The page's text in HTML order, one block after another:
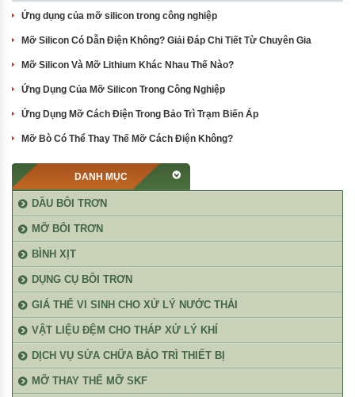
Ứng dụng của mỡ silicon trong công nghiệp
Mỡ Silicon Có Dẫn Điện Không? Giải Đáp Chi Tiết Từ Chuyên Gia
Mỡ Silicon Và Mỡ Lithium Khác Nhau Thế Nào?
Ứng Dụng Của Mỡ Silicon Trong Công Nghiệp
Ứng Dụng Mỡ Cách Điện Trong Bảo Trì Trạm Biến Áp
Mỡ Bò Có Thể Thay Thế Mỡ Cách Điện Không?
DANH MỤC
DẦU BÔI TRƠN
MỠ BÔI TRƠN
BÌNH XỊT
DỤNG CỤ BÔI TRƠN
GIÁ THỂ VI SINH CHO XỬ LÝ NƯỚC THẢI
VẬT LIỆU ĐỆM CHO THÁP XỬ LÝ KHÍ
DỊCH VỤ SỬA CHỮA BẢO TRÌ THIẾT BỊ
MỠ THAY THẾ MỠ SKF